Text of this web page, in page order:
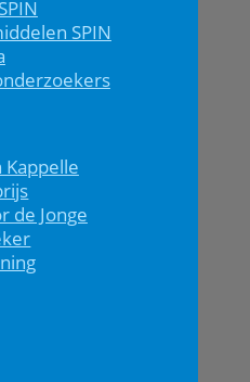
SPIN
de Jonge